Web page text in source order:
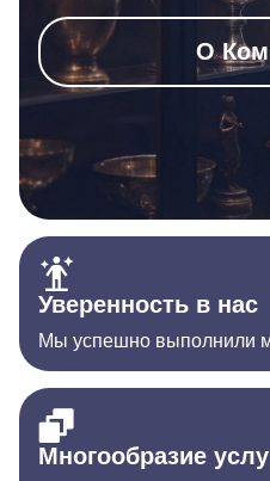
О
Уверенность в нас
Мы успешно выполнили
Многообразие